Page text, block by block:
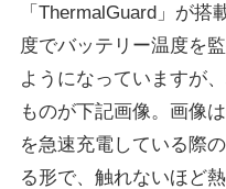
「ThermalGuard」が
度でバッテリー温度を
ようになっていますが
ものが下記画像。画像
を急速充電している際
る形で、触れないほど